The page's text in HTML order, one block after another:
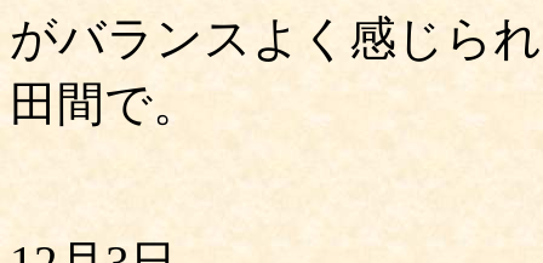
がバランスよく感じら
田間で。